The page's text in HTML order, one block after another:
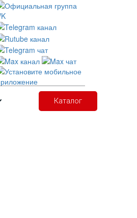
Каталог